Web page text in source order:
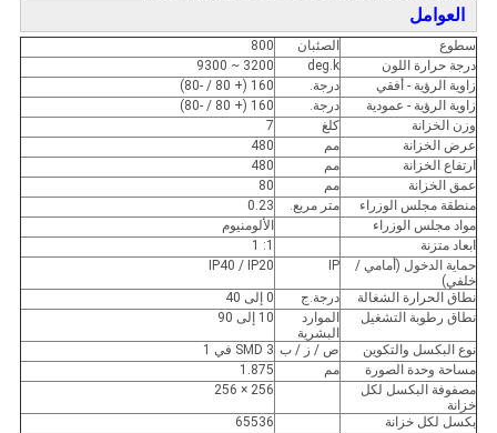
العوامل
سطوع الصئبان
800
درجة حرارة اللون
deg.k
3200 ~ 9300
زاوية الرؤية - أفقي
درجة.
160 (+ 80 / -80)
زاوية الرؤية - عمودية
درجة.
160 (+ 80 / -80)
وزن الخزانة
كلغ
7
عرض الخزانة
مم
480
ارتفاع الخزانة
مم
480
عمق الخزانة
مم
80
منطقة مجلس الوزراء
متر مربع.
0.23
مواد مجلس الوزراء
الألومنيوم
ابعاد متزنة
1: 1
حماية الدخول (أمامي /
خلفي)
IP
IP40 / IP20
نطاق الحرارة الشغالة درجة.ج
0 إلى 40
نطاق رطوبة التشغيل
الموارد
البشرية
10 إلى 90
نوع البكسل والتكوين ص / ز / ب SMD 3 في 1
مساحة وحدة الصورة
مم
1.875
مصفوفة البكسل لكل
خزانة
256 × 256
بكسل لكل خزانة
65536